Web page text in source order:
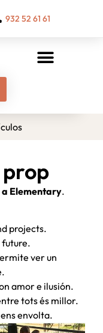
932 52 61 61
Elementary.
projects.
future.
ver un
amor e ilusión.
tots és millor.
envolta.